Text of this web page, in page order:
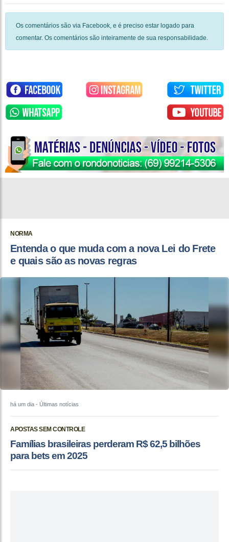
Os comentários são via Facebook, e é preciso estar logado para
comentar. Os comentários são inteiramente de sua responsabilidade.
NORMA
Entenda o que muda com a nova Lei do Frete
e quais são as novas regras
há um dia - Últimas notícias
APOSTAS SEM CONTROLE
Famílias brasileiras perderam R$ 62,5 bilhões
para bets em 2025